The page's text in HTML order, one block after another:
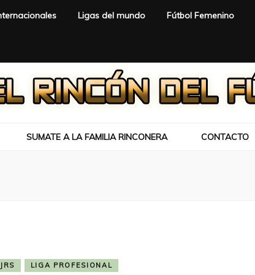
Ligas del mundo Fútbol Femenino
SUMATE A LA FAMILIA RINCONERA CONTACTO
LIGA PROFESIONAL